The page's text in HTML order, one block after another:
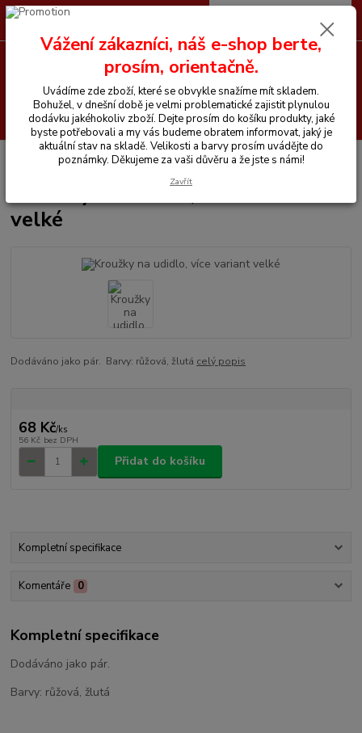
Hledat
+420 605 255 500 0 Kč
Vše pro koně Kroužky na udidlo, více variant velké
Kroužky na udidlo, více variant
velké
Dodáváno jako pár. Barvy: růžová, žlutá celý popis
68 Kč/ks
56 Kč bez DPH
Přidat do košíku
Kompletní specifikace
Komentáře 0
Kompletní specifikace
Dodáváno jako pár.
Barvy: růžová, žlutá
Vážení zákazníci, náš e-shop berte,
prosím, orientačně.
Uvádíme zde zboží, které se obvykle snažíme mít skladem.
Bohužel, v dnešní době je velmi problematické zajistit plynulou
dodávku jakéhokoliv zboží. Dejte prosím do košíku produkty, jaké
byste potřebovali a my vás budeme obratem informovat, jaký je
aktuální stav na skladě. Velikosti a barvy prosím uvádějte do
poznámky. Děkujeme za vaši důvěru a že jste s námi!
Zavřít